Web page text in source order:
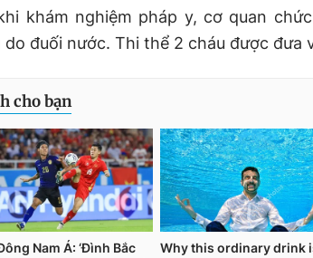
khám nghiệm pháp y, cơ quan
do đuối nước. Thi thể 2 cháu được đưa